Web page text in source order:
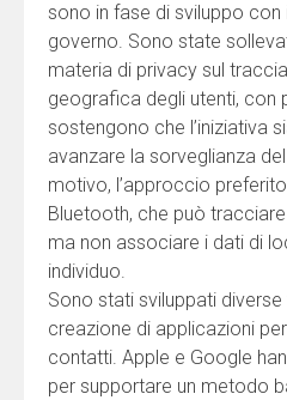
sono in fase di sviluppo
governo. Sono state
materia di privacy sul
geografica degli utenti, con
sostengono che l’iniziativa
avanzare la sorveglianza
motivo, l’approccio
Bluetooth, che può
ma non associare i dati di
individuo.
Sono stati sviluppati
creazione di applicazioni
contatti. Apple e Google
per supportare un metodo